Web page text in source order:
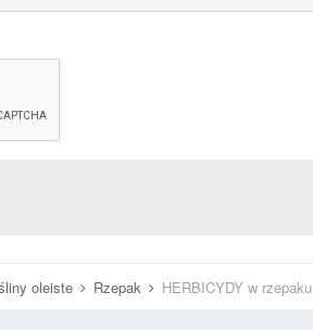
oleiste Rzepak HERBICYDY w rzepaku